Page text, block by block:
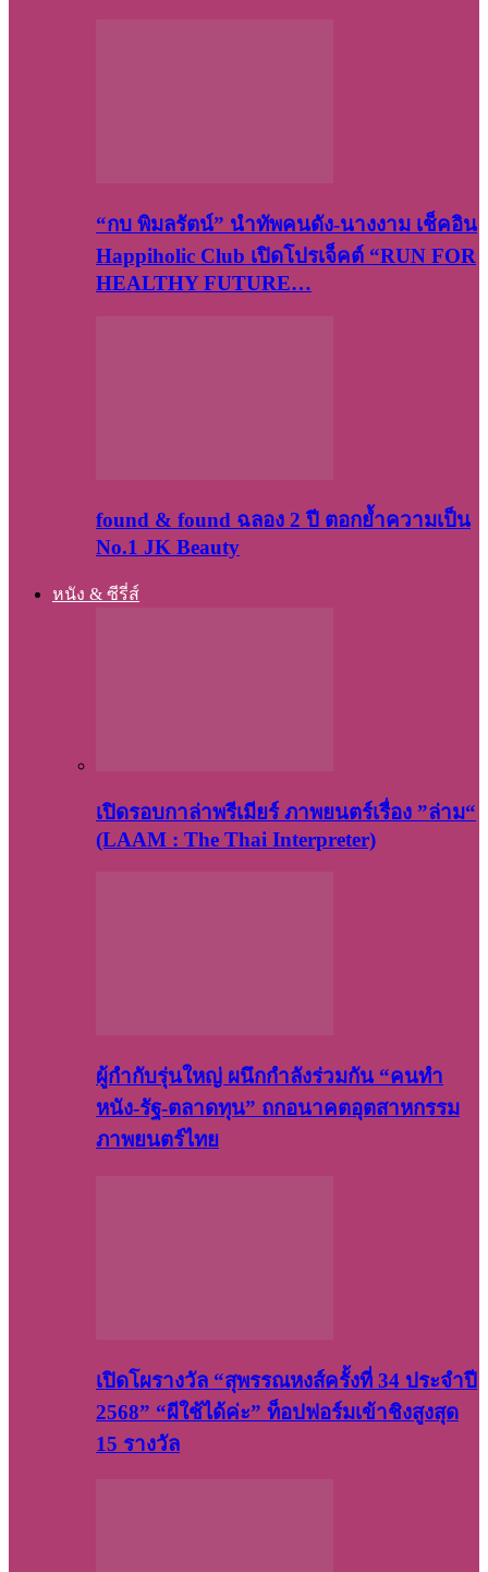
“กบ พิมลรัตน์” นำทัพคนดัง-นางงาม เช็คอิน
Happiholic Club เปิดโปรเจ็คต์ “RUN FOR
HEALTHY FUTURE…
found & found ฉลอง 2 ปี ตอกย้ำความเป็น
No.1 JK Beauty
หนัง & ซีรี่ส์
เปิดรอบกาล่าพรีเมียร์ ภาพยนตร์เรื่อง ”ล่าม“
(LAAM : The Thai Interpreter)
ผู้กำกับรุ่นใหญ่ ผนึกกำลังร่วมกัน “คนทำ
หนัง-รัฐ-ตลาดทุน” ถกอนาคตอุตสาหกรรม
ภาพยนตร์ไทย
เปิดโผรางวัล “สุพรรณหงส์ครั้งที่ 34 ประจำปี
2568” “ผีใช้ได้ค่ะ” ท็อปฟอร์มเข้าชิงสูงสุด
15 รางวัล